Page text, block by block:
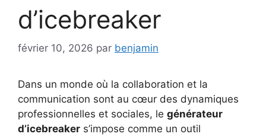
d’icebreaker
février 10, 2026 par benjamin
Dans un monde où la collaboration et la
communication sont au cœur des dynamiques
professionnelles et sociales, le générateur
d’icebreaker s’impose comme un outil